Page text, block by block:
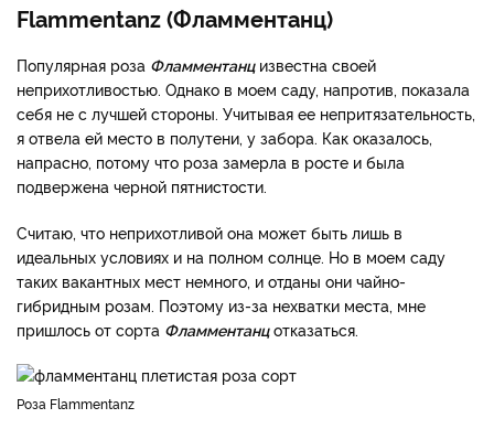
Flammentanz (Фламментанц)
Популярная роза Фламментанцизвестна своей
неприхотливостью. Однако в моем саду, напротив, показала
себя не с лучшей стороны. Учитывая ее непритязательность,
я отвела ей место в полутени, у забора. Как оказалось,
напрасно, потому что роза замерла в росте и была
подвержена черной пятнистости.
Считаю, что неприхотливой она может быть лишь в
идеальных условиях и на полном солнце. Но в моем саду
таких вакантных мест немного, и отданы они чайно-
гибридным розам. Поэтому из-за нехватки места, мне
пришлось от сорта Фламментанцотказаться.
Роза Flammentanz